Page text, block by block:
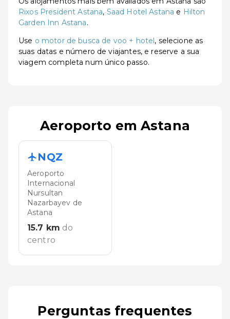
Rixos President Astana, Saad Hotel Astana e Hilton
Garden Inn Astana.
Use o motor de busca de voo + hotel, selecione as
suas datas e número de viajantes, e reserve a sua
viagem completa num único passo.
Aeroporto em Astana
NQZ
Aeroporto
Internacional
Nursultan
Nazarbayev de
Astana
15.7 km do
centro
Perguntas frequentes